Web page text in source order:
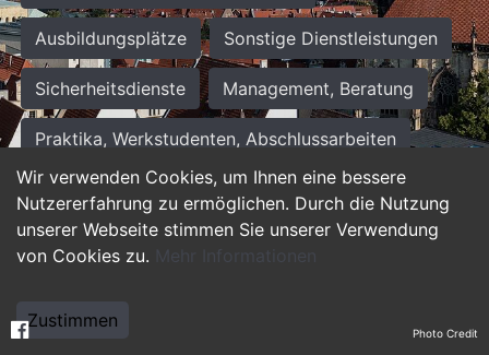
Wir verwenden Cookies, um Ihnen eine bessere
Nutzererfahrung zu ermöglichen. Durch die Nutzung
unserer Webseite stimmen Sie unserer Verwendung
von Cookies zu. Mehr Informationen
Zustimmen
Ausbildungsplätze Sonstige Dienstleistungen
Sicherheitsdienste Management, Beratung
Praktika, Werkstudenten, Abschlussarbeiten
Personalwesen Assistenz, Sekretariat
Hilfskräfte, Aushilfs- und Nebenjobs
Weiterbildung, Studium, duale Ausbildung Photo Credit